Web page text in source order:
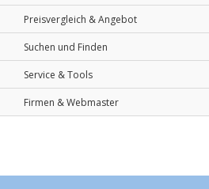
Preisvergleich & Angebot
Suchen und Finden
Service & Tools
Firmen & Webmaster